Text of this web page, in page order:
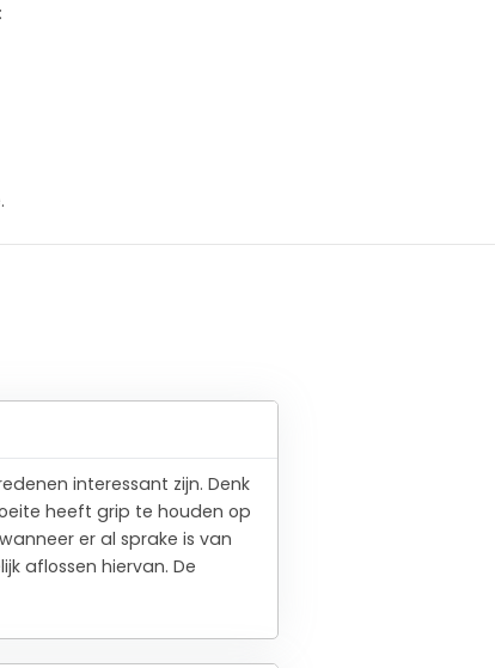
interessant zijn. Denk
heeft grip te houden op
er al sprake is van
aflossen hiervan. De